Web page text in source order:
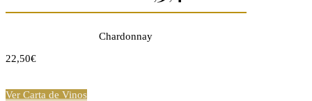
Chardonnay
22,50€
Ver Carta de Vinos